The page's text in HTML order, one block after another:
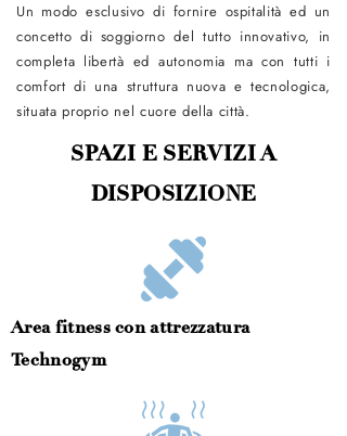
Un modo esclusivo di fornire ospitalità ed un
concetto di soggiorno del tutto innovativo, in
completa libertà ed autonomia ma con tutti i
comfort di una struttura nuova e tecnologica,
situata proprio nel cuore della città.
SPAZI E SERVIZI A
DISPOSIZIONE
Area fitness con attrezzatura
Technogym